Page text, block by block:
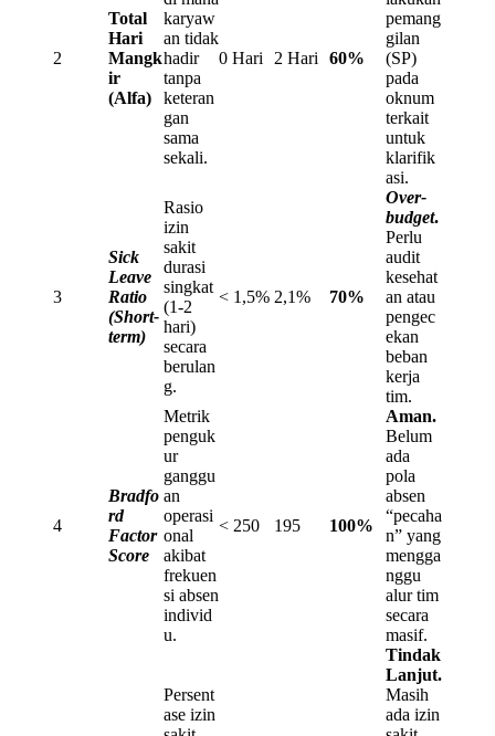
2
Total
Hari
Mangk
ir
(Alfa)
karyaw
an tidak
hadir
tanpa
keteran
gan
sama
sekali.
0 Hari 2 Hari 60%
pemang
gilan
(SP)
pada
oknum
terkait
untuk
klarifik
asi.
3
Sick
Leave
Ratio
(Short-
term)
Rasio
izin
sakit
durasi
singkat
(1-2
hari)
secara
berulan
g.
< 1,5% 2,1% 70%
Over-
budget.
Perlu
audit
kesehat
an atau
pengec
ekan
beban
kerja
tim.
4
Bradfo
rd
Factor
Score
Metrik
penguk
ur
ganggu
an
operasi
onal
akibat
frekuen
si absen
individ
u.
< 250 195 100%
Aman.
Belum
ada
pola
absen
“pecaha
n” yang
mengga
nggu
alur tim
secara
masif.
Persent
ase izin
Tindak
Lanjut.
Masih
ada izin